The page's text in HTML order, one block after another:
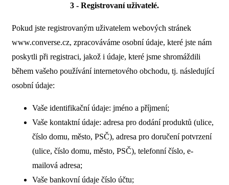
3 - Registrovaní uživatelé.
Pokud jste registrovaným uživatelem webových stránek
www.converse.cz, zpracováváme osobní údaje, které jste nám
poskytli při registraci, jakož i údaje, které jsme shromáždili
během vašeho používání internetového obchodu, tj. následující
osobní údaje:
Vaše identifikační údaje: jméno a příjmení;
Vaše kontaktní údaje: adresa pro dodání produktů (ulice,
číslo domu, město, PSČ), adresa pro doručení potvrzení
(ulice, číslo domu, město, PSČ), telefonní číslo, e-
mailová adresa;
Vaše bankovní údaje číslo účtu;